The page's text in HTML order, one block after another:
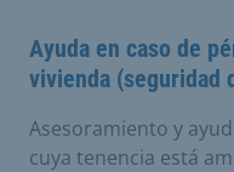
Ayuda en caso de
vivienda (seguridad
Asesoramiento y
cuya tenencia está